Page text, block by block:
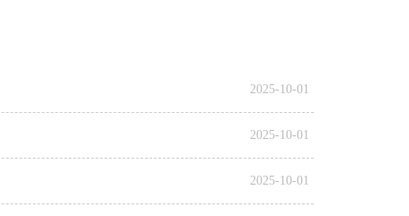
2025-10-01
2025-10-01
2025-10-01